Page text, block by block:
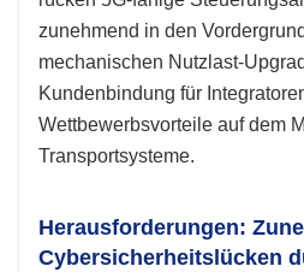
zunehmend in den
mechanischen Nutzlast-
Kundenbindung für
Wettbewerbsvorteile auf dem
Transportsysteme.
Herausforderungen:
Cybersicherheitslücken